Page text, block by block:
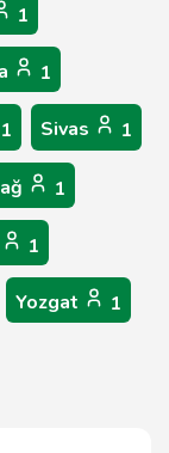
1
1
1 Sivas 1
1
1
Yozgat 1